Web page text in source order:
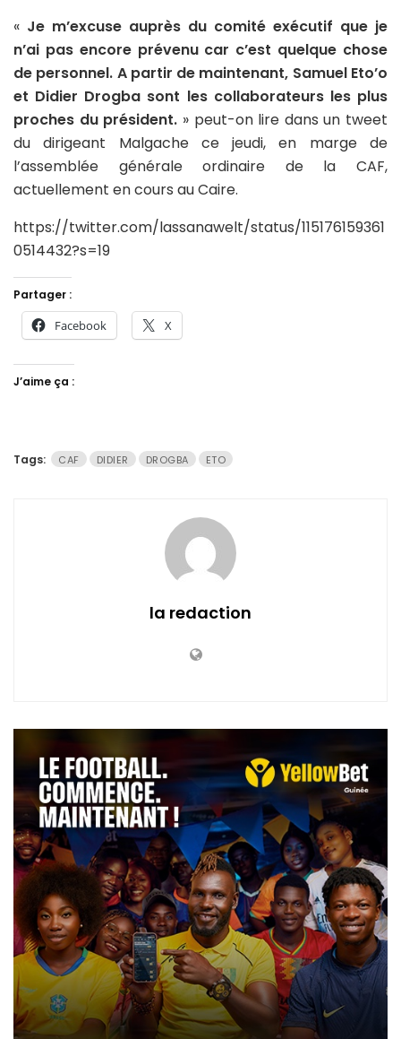
« Je m’excuse auprès du comité exécutif que je
n’ai pas encore prévenu car c’est quelque chose
de personnel. A partir de maintenant, Samuel Eto’o
et Didier Drogba sont les collaborateurs les plus
proches du président. » peut-on lire dans un tweet
du dirigeant Malgache ce jeudi, en marge de
l’assemblée générale ordinaire de la CAF,
actuellement en cours au Caire.
https://twitter.com/lassanawelt/status/115176159361
0514432?s=19
Partager :
Facebook X
J’aime ça :
Tags: CAF DIDIER DROGBA ETO
la redaction